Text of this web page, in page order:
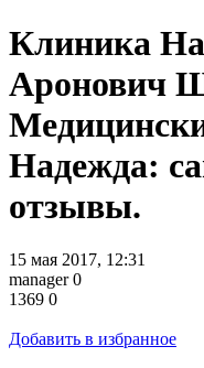
Клиника
Аронович
Надежда:
отзывы.
15 мая 2017, 12:31
manager0
1369 0
Добавить в избранное